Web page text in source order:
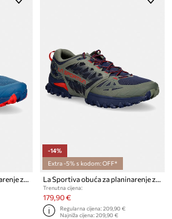
La Sportiva obuća za planinarenje za žene Bushido III
-14%
Extra -5% s kodom: OFF*
La Sportiva obuća za planinarenje za muškarce Bushido III
Trenutna cijena:
179,90 €
Regularna cijena:209,90 €
Najniža cijena:209,90 €